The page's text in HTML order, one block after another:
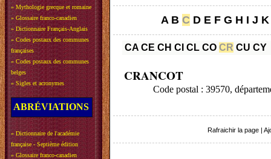
» Mythologie grecque et romaine
» Glossaire franco-canadien
» Dictionnaire Français-Anglais
» Codes postaux des communes
françaises
» Codes postaux des communes
belges
» Sigles et acronymes
ABRÉVIATIONS
» Dictionnaire de l'académie
française - Septième édition
» Glossaire franco-canadien
A B C D E F G H I J K
CA CE CH CI CL CO CR CU CY
CRANCOT
Code postal : 39570,
Rafraichir la page